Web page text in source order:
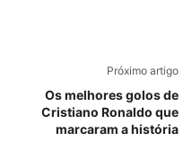
Próximo artigo
Os melhores golos de
Cristiano Ronaldo que
marcaram a história